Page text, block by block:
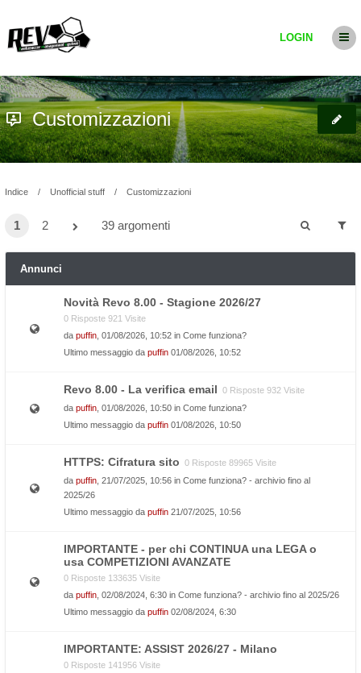
LOGIN
Customizzazioni
Indice Unofficial stuff Customizzazioni
1 2 39 argomenti
Annunci
Novità Revo 8.00 - Stagione 2026/27
0 Risposte 921 Visite
da puffin , 01/08/2026, 10:52 in Come funziona?
Ultimo messaggio da puffin 01/08/2026, 10:52
Revo 8.00 - La verifica email 0 Risposte 932 Visite
da puffin , 01/08/2026, 10:50 in Come funziona?
Ultimo messaggio da puffin 01/08/2026, 10:50
HTTPS: Cifratura sito 0 Risposte 89965 Visite
da puffin , 21/07/2025, 10:56 in Come funziona? - archivio fino al
2025/26
Ultimo messaggio da puffin 21/07/2025, 10:56
IMPORTANTE - per chi CONTINUA una LEGA o
usa COMPETIZIONI AVANZATE
0 Risposte 133635 Visite
da puffin , 02/08/2024, 6:30 in Come funziona? - archivio fino al 2025/26
Ultimo messaggio da puffin 02/08/2024, 6:30
IMPORTANTE: ASSIST 2026/27 - Milano
0 Risposte 141956 Visite